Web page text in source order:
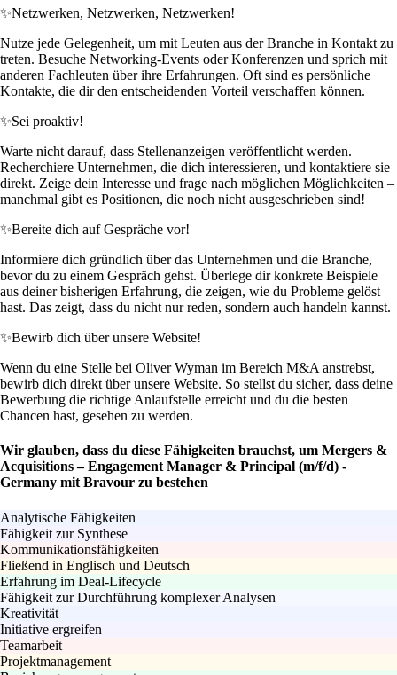
✨Netzwerken, Netzwerken, Netzwerken!
Nutze jede Gelegenheit, um mit Leuten aus der Branche in Kontakt zu
treten. Besuche Networking-Events oder Konferenzen und sprich mit
anderen Fachleuten über ihre Erfahrungen. Oft sind es persönliche
Kontakte, die dir den entscheidenden Vorteil verschaffen können.
✨Sei proaktiv!
Warte nicht darauf, dass Stellenanzeigen veröffentlicht werden.
Recherchiere Unternehmen, die dich interessieren, und kontaktiere sie
direkt. Zeige dein Interesse und frage nach möglichen Möglichkeiten –
manchmal gibt es Positionen, die noch nicht ausgeschrieben sind!
✨Bereite dich auf Gespräche vor!
Informiere dich gründlich über das Unternehmen und die Branche,
bevor du zu einem Gespräch gehst. Überlege dir konkrete Beispiele
aus deiner bisherigen Erfahrung, die zeigen, wie du Probleme gelöst
hast. Das zeigt, dass du nicht nur reden, sondern auch handeln kannst.
✨Bewirb dich über unsere Website!
Wenn du eine Stelle bei Oliver Wyman im Bereich M&A anstrebst,
bewirb dich direkt über unsere Website. So stellst du sicher, dass deine
Bewerbung die richtige Anlaufstelle erreicht und du die besten
Chancen hast, gesehen zu werden.
Wir glauben, dass du diese Fähigkeiten brauchst, um Mergers &
Acquisitions – Engagement Manager & Principal (m/f/d) -
Germany mit Bravour zu bestehen
Analytische Fähigkeiten
Fähigkeit zur Synthese
Kommunikationsfähigkeiten
Fließend in Englisch und Deutsch
Erfahrung im Deal-Lifecycle
Fähigkeit zur Durchführung komplexer Analysen
Kreativität
Initiative ergreifen
Teamarbeit
Projektmanagement